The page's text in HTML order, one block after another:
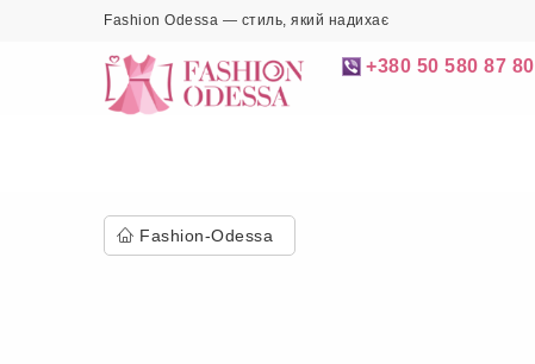
Fashion Odessa — стиль, який надихає
+380 50 580 87 80
Fashion-Odessa